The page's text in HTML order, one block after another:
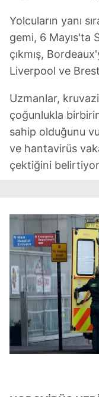
Yolcuların yanı
gemi, 6 Mayıs'ta
çıkmış,
Liverpool ve
Uzmanlar,
çoğunlukla
sahip olduğunu
ve hantavirüs
çektiğini